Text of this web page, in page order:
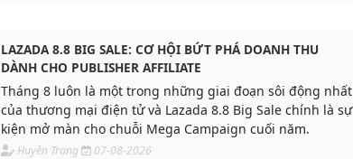
LAZADA 8.8 BIG SALE: CƠ HỘI BỨT PHÁ DOANH THU
DÀNH CHO PUBLISHER AFFILIATE
Tháng 8 luôn là một trong những giai đoạn sôi động nhất
của thương mại điện tử và Lazada 8.8 Big Sale chính là sự
kiện mở màn cho chuỗi Mega Campaign cuối năm.
Huyền Trang 07-08-2026